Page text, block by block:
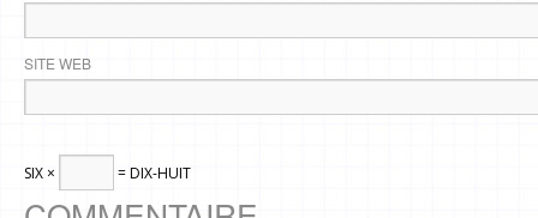
SITE WEB
SIX × = DIX-HUIT